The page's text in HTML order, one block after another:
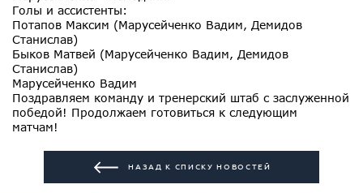
Голы и ассистенты:
Потапов Максим (Марусейченко Вадим, Демидов
Станислав)
Быков Матвей (Марусейченко Вадим, Демидов
Станислав)
Марусейченко Вадим
Поздравляем команду и тренерский штаб с заслуженной
победой! Продолжаем готовиться к следующим
матчам!
НАЗАД К СПИСКУ НОВОСТЕЙ